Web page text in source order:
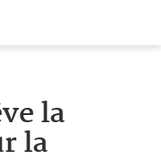
la
la